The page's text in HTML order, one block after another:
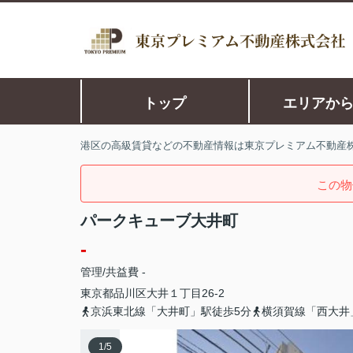
トップ エリアか
港区の高級賃貸などの不動産情報は東京プレミアム不動産
この
パークキューブ大井町
-
管理/共益費 -
東京都品川区大井 １丁目26-2
京浜東北線「大井町」駅徒歩5分
横須賀線「西大
1/5